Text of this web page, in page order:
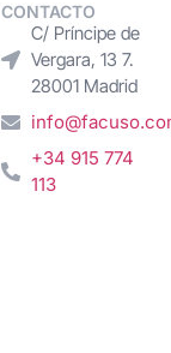
CONTACTO
C/ Príncipe de
Vergara, 13 7.
28001 Madrid
+34 915 774
113